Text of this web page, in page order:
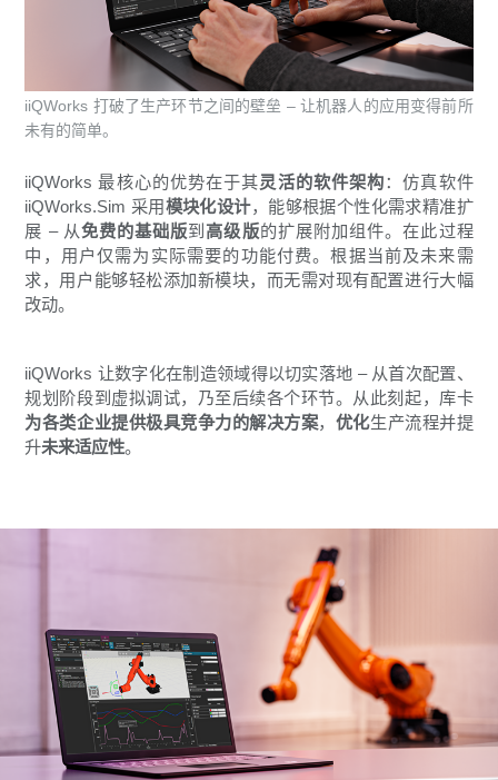
iiQWorks 最核心的优势在于其灵活的软件架构：仿真软件
iiQWorks.Sim 采用模块化设计，能够根据个性化需求精准扩
展 – 从免费的基础版到 高级版的扩展附加组件。在此过程
中，用户仅需为实际需要的功能付费。根据当前及未来需
求，用户能够轻松添加新模块，而无需对现有配置进行大幅
改动。
iiQWorks 打破了生产环节之间的壁垒 – 让机器人的应用变得前所
未有的简单。
iiQWorks 让数字化在制造领域得以切实落地 – 从首次配置、
规划阶段到虚拟调试，乃至后续各个环节。从此刻起，库卡
为各类企业提供极具竞争力的解决方案， 优化生产流程并提
升未来适应性。